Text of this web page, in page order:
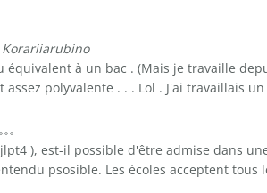
à un bac . (Mais je travaille
polyvalente . . . Lol . J'ai travaillais
), est-il possible d'être admise dans
psosible. Les écoles acceptent tous